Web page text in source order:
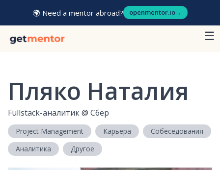
🌍 Need a mentor abroad? openmentor.io→
☰
Пляко Наталия
Fullstack-аналитик@ Сбер
Project Management Карьера
Собеседования
Аналитика
Другое